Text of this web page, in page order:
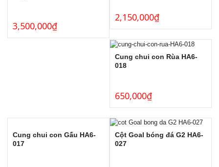
3,500,000₫
2,150,000₫
Cung chui con Rùa HA6-
018
650,000₫
Cung chui con Gấu HA6-
017
Cột Goal bóng đá G2 HA6-
027